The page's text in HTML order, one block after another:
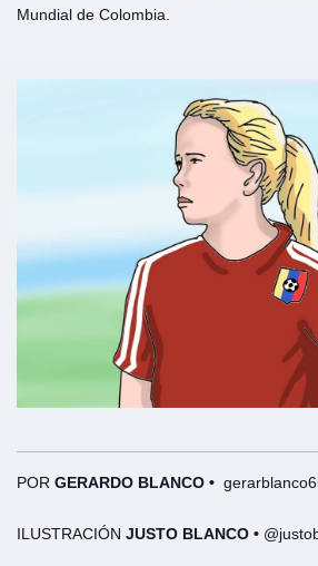
Mundial de Colombia.
POR GERARDO BLANCO •
ILUSTRACIÓN JUSTO BLANCO •